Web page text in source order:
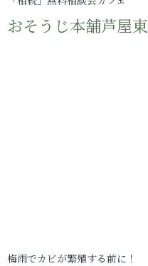
おそうじ本舗芦屋東
梅雨でカビが繁殖する前に！